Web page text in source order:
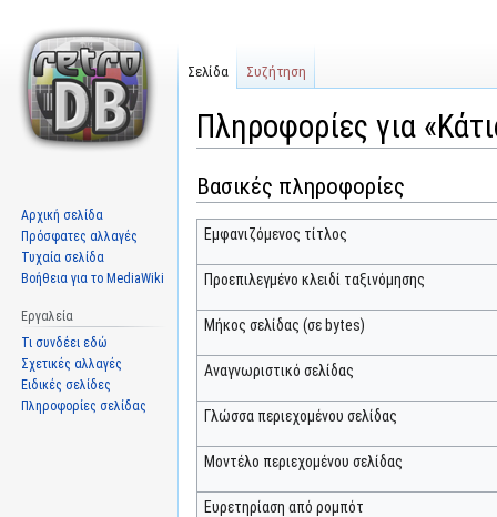
Πληροφορίες για
Μετάβαση
στην
πλοήγηση
Πήδηση
στην
αναζήτηση
Βασικές πληροφορίες
Εμφανιζόμενος τίτλος
Προεπιλεγμένο κλειδί ταξινόμησης
Μήκος σελίδας (σε bytes)
Αναγνωριστικό σελίδας
Γλώσσα περιεχομένου σελίδας
Μοντέλο περιεχομένου σελίδας
Ευρετηρίαση από ρομπότ
Σελίδα Συζήτηση
Αρχική σελίδα
Πρόσφατες αλλαγές
Τυχαία σελίδα
Βοήθεια για το MediaWiki
Εργαλεία
Τι συνδέει εδώ
Σχετικές αλλαγές
Ειδικές σελίδες
Πληροφορίες σελίδας